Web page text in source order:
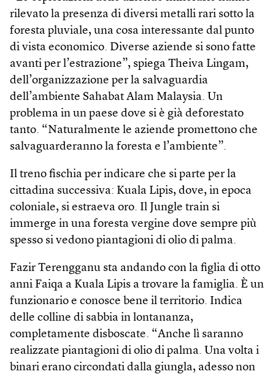
rilevato la presenza di diversi metalli rari sotto la
foresta pluviale, una cosa interessante dal punto
di vista economico. Diverse aziende si sono fatte
avanti per l’estrazione”, spiega Theiva Lingam,
dell’organizzazione per la salvaguardia
dell’ambiente Sahabat Alam Malaysia. Un
problema in un paese dove si è già deforestato
tanto. “Naturalmente le aziende promettono che
salvaguarderanno la foresta e l’ambiente”.
Il treno fischia per indicare che si parte per la
cittadina successiva: Kuala Lipis, dove, in epoca
coloniale, si estraeva oro. Il Jungle train si
immerge in una foresta vergine dove sempre più
spesso si vedono piantagioni di olio di palma.
Fazir Terengganu sta andando con la figlia di otto
anni Faiqa a Kuala Lipis a trovare la famiglia. È un
funzionario e conosce bene il territorio. Indica
delle colline di sabbia in lontananza,
completamente disboscate. “Anche lì saranno
realizzate piantagioni di olio di palma. Una volta i
binari erano circondati dalla giungla, adesso non